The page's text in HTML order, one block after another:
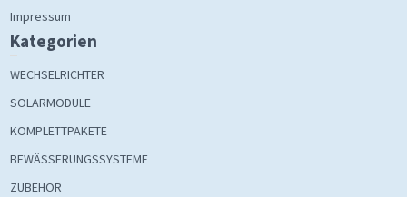
Impressum
Kategorien
WECHSELRICHTER
SOLARMODULE
KOMPLETTPAKETE
BEWÄSSERUNGSSYSTEME
ZUBEHÖR